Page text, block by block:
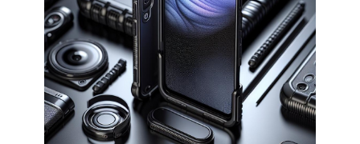
MOBILY
PRÍSLUŠENSTVO
TABLETY